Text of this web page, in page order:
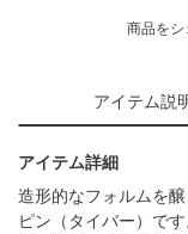
商品をシ
アイテム説
アイテム詳細
造形的なフォルムを
ピン（タイバー）で